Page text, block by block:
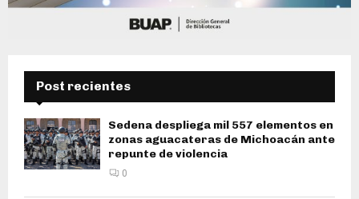
Post recientes
Sedena despliega mil 557 elementos en
zonas aguacateras de Michoacán ante
repunte de violencia
0